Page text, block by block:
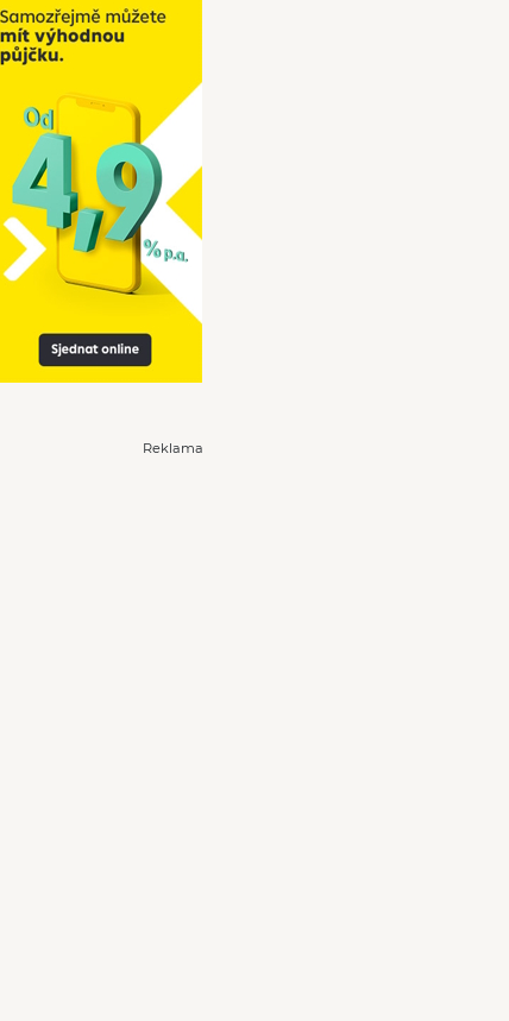
Reklama